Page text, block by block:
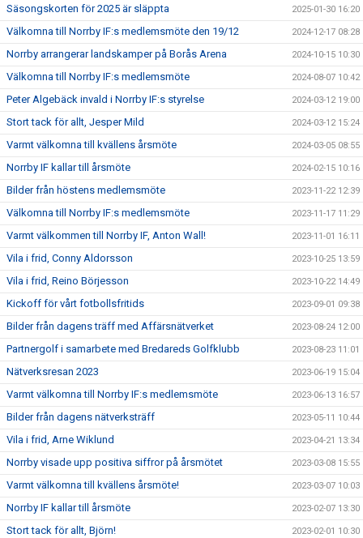
Säsongskorten för 2025 är släppta 2025-01-30 16:20
Välkomna till Norrby IF:s medlemsmöte den 19/12 2024-12-17 08:28
Norrby arrangerar landskamper på Borås Arena 2024-10-15 10:30
Välkomna till Norrby IF:s medlemsmöte 2024-08-07 10:42
Peter Algebäck invald i Norrby IF:s styrelse 2024-03-12 19:00
Stort tack för allt, Jesper Mild 2024-03-12 15:24
Varmt välkomna till kvällens årsmöte 2024-03-05 08:55
Norrby IF kallar till årsmöte 2024-02-15 10:16
Bilder från höstens medlemsmöte 2023-11-22 12:39
Välkomna till Norrby IF:s medlemsmöte 2023-11-17 11:29
Varmt välkommen till Norrby IF, Anton Wall! 2023-11-01 16:11
Vila i frid, Conny Aldorsson 2023-10-25 13:59
Vila i frid, Reino Börjesson 2023-10-22 14:49
Kickoff för vårt fotbollsfritids 2023-09-01 09:38
Bilder från dagens träff med Affärsnätverket 2023-08-24 12:00
Partnergolf i samarbete med Bredareds Golfklubb 2023-08-23 11:01
Nätverksresan 2023 2023-06-19 15:04
Varmt välkomna till Norrby IF:s medlemsmöte 2023-06-13 16:57
Bilder från dagens nätverksträff 2023-05-11 10:44
Vila i frid, Arne Wiklund 2023-04-21 13:34
Norrby visade upp positiva siffror på årsmötet 2023-03-08 15:55
Varmt välkomna till kvällens årsmöte! 2023-03-07 10:03
Norrby IF kallar till årsmöte 2023-02-07 13:30
Stort tack för allt, Björn! 2023-02-01 10:30